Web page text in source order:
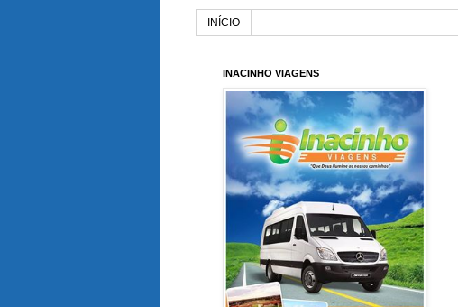
INÍCIO
INACINHO VIAGENS